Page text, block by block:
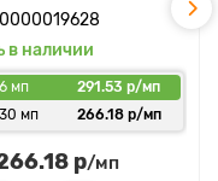
в наличии
мп
291.53 р/мп
мп
266.18 р/мп
р/мп